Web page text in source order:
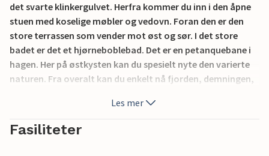
det svarte klinkergulvet. Herfra kommer du inn i den åpne
stuen med koselige møbler og vedovn. Foran den er den
store terrassen som vender mot øst og sør. I det store
badet er det et hjørneboblebad. Det er en petanquebane i
hagen. Her på østkysten kan du spesielt nyte den varierte
naturen. Fra overalt kan du enkelt nå fjorden, demningen,
vakre gamlebyen i Haderslev. Flovt strand er rett og slett
fantastisk, en barnevennlig sandstrand og godt fiskevann.
Les mer
Fasiliteter